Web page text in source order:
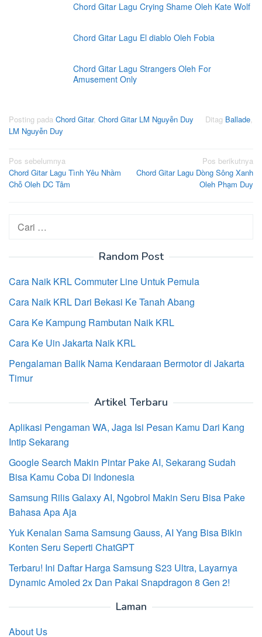
Chord Gitar Lagu Crying Shame Oleh Kate Wolf
Chord Gitar Lagu El diablo Oleh Fobia
Chord Gitar Lagu Strangers Oleh For
Amusement Only
Posting pada Chord Gitar, Chord Gitar LM Nguyễn Duy Ditag Ballade,
LM Nguyễn Duy
Navigasi
pos
Pos sebelumnya
Chord Gitar Lagu Tình Yêu Nhầm
Chỗ Oleh DC Tâm
Pos berikutnya
Chord Gitar Lagu Dòng Sông Xanh
Oleh Phạm Duy
Cari
untuk:
Random Post
Cara Naik KRL Commuter Line Untuk Pemula
Cara Naik KRL Dari Bekasi Ke Tanah Abang
Cara Ke Kampung Rambutan Naik KRL
Cara Ke Uin Jakarta Naik KRL
Pengalaman Balik Nama Kendaraan Bermotor di Jakarta
Timur
Artikel Terbaru
Aplikasi Pengaman WA, Jaga Isi Pesan Kamu Dari Kang
Intip Sekarang
Google Search Makin Pintar Pake AI, Sekarang Sudah
Bisa Kamu Coba Di Indonesia
Samsung Rilis Galaxy AI, Ngobrol Makin Seru Bisa Pake
Bahasa Apa Aja
Yuk Kenalan Sama Samsung Gauss, AI Yang Bisa Bikin
Konten Seru Seperti ChatGPT
Terbaru! Ini Daftar Harga Samsung S23 Ultra, Layarnya
Dynamic Amoled 2x Dan Pakai Snapdragon 8 Gen 2!
Laman
About Us